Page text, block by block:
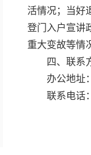
活情况；当好
登门入户宣讲
重大变故等情
四、联系
办公地址
联系电话